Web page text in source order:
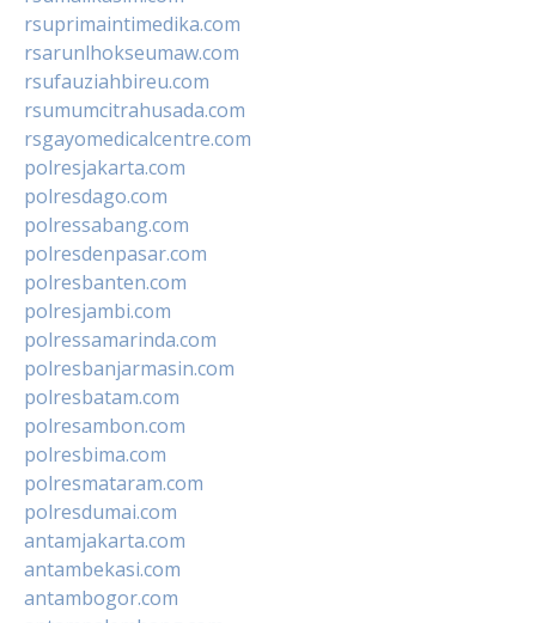
rsuprimaintimedika.com
rsarunlhokseumaw.com
rsufauziahbireu.com
rsumumcitrahusada.com
rsgayomedicalcentre.com
polresjakarta.com
polresdago.com
polressabang.com
polresdenpasar.com
polresbanten.com
polresjambi.com
polressamarinda.com
polresbanjarmasin.com
polresbatam.com
polresambon.com
polresbima.com
polresmataram.com
polresdumai.com
antamjakarta.com
antambekasi.com
antambogor.com